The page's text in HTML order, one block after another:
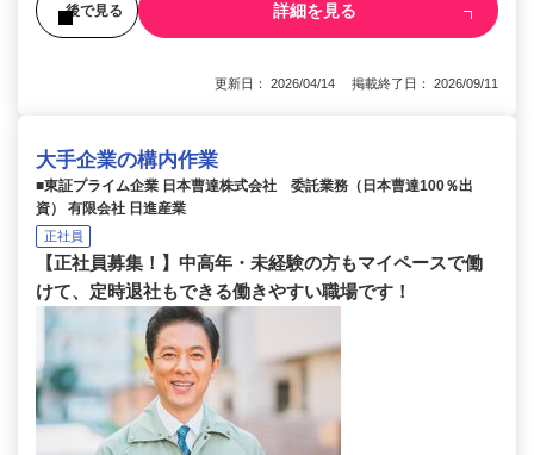
後で見る 詳細を見る
更新日： 2026/04/14 掲載終了日： 2026/09/11
大手企業の構内作業
■東証プライム企業 日本曹達株式会社 委託業務（日本曹達100％出
資） 有限会社 日進産業
正社員
【正社員募集！】中高年・未経験の方もマイペースで働
けて、定時退社もできる働きやすい職場です！